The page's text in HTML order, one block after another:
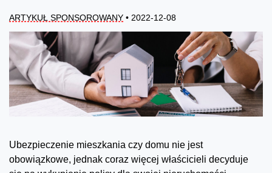
ARTYKUŁ SPONSOROWANY • 2022-12-08
Ubezpieczenie mieszkania czy domu nie jest
obowiązkowe, jednak coraz więcej właścicieli decyduje